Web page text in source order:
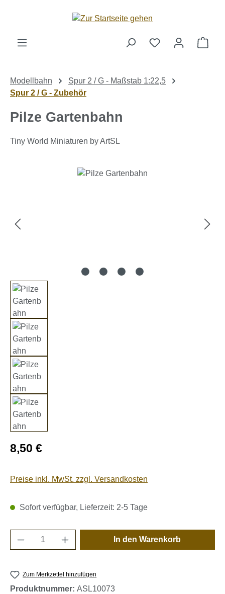
Zum Hauptinhalt springen
Modellbahn
Spur 2 / G - Maßstab 1:22,5
Spur 2 / G - Zubehör
Pilze Gartenbahn
Tiny World Miniaturen by ArtSL
Bildergalerie überspringen
Regulärer Preis:
8,50 €
Preise inkl. MwSt. zzgl. Versandkosten
Sofort verfügbar, Lieferzeit: 2-5 Tage
Produkt Anzahl: Gib den gewünschten
In den Warenkorb
Zum Merkzettel hinzufügen
Produktnummer: ASL10073